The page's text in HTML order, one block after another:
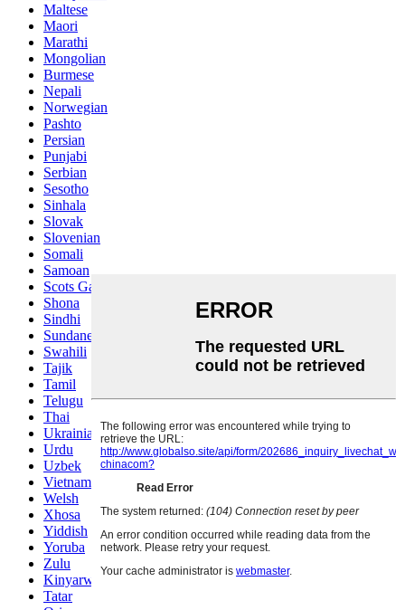
Maltese
Maori
Marathi
Mongolian
Burmese
Nepali
Norwegian
Pashto
Persian
Punjabi
Serbian
Sesotho
Sinhala
Slovak
Slovenian
Somali
Samoan
Scots Gaelic
Shona
Sindhi
Sundanese
Swahili
Tajik
Tamil
Telugu
Thai
Ukrainian
Urdu
Uzbek
Vietnamese
Welsh
Xhosa
Yiddish
Yoruba
Zulu
Kinyarwanda
Tatar